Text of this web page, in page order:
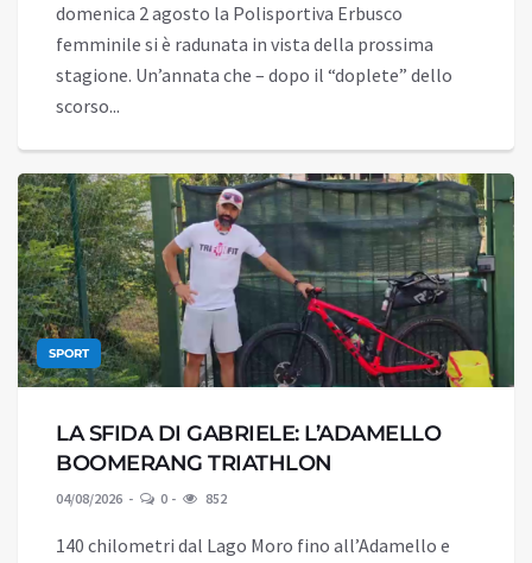
domenica 2 agosto la Polisportiva Erbusco
femminile si è radunata in vista della prossima
stagione. Un’annata che – dopo il “doplete” dello
scorso...
SPORT
LA SFIDA DI GABRIELE: L’ADAMELLO
BOOMERANG TRIATHLON
04/08/2026 0 852
140 chilometri dal Lago Moro fino all’Adamello e